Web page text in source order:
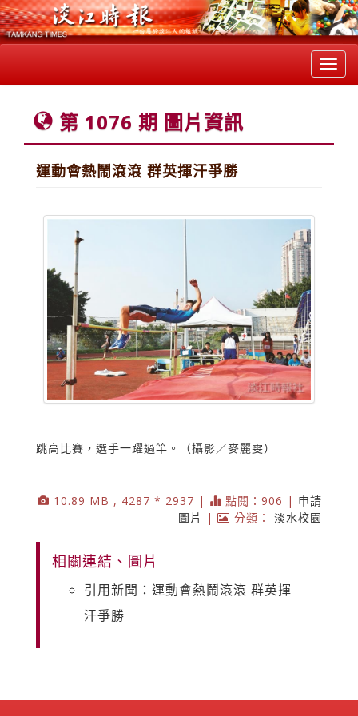
第 1076 期 圖片資訊
運動會熱鬧滾滾 群英揮汗爭勝
跳高比賽，選手一躍過竿。（攝影／麥麗雯）
10.89 MB , 4287 * 2937 | 點閱：906 | 申請
圖片
| 分類： 淡水校園
相關連結、圖片
引用新聞：運動會熱鬧滾滾 群英揮
汗爭勝